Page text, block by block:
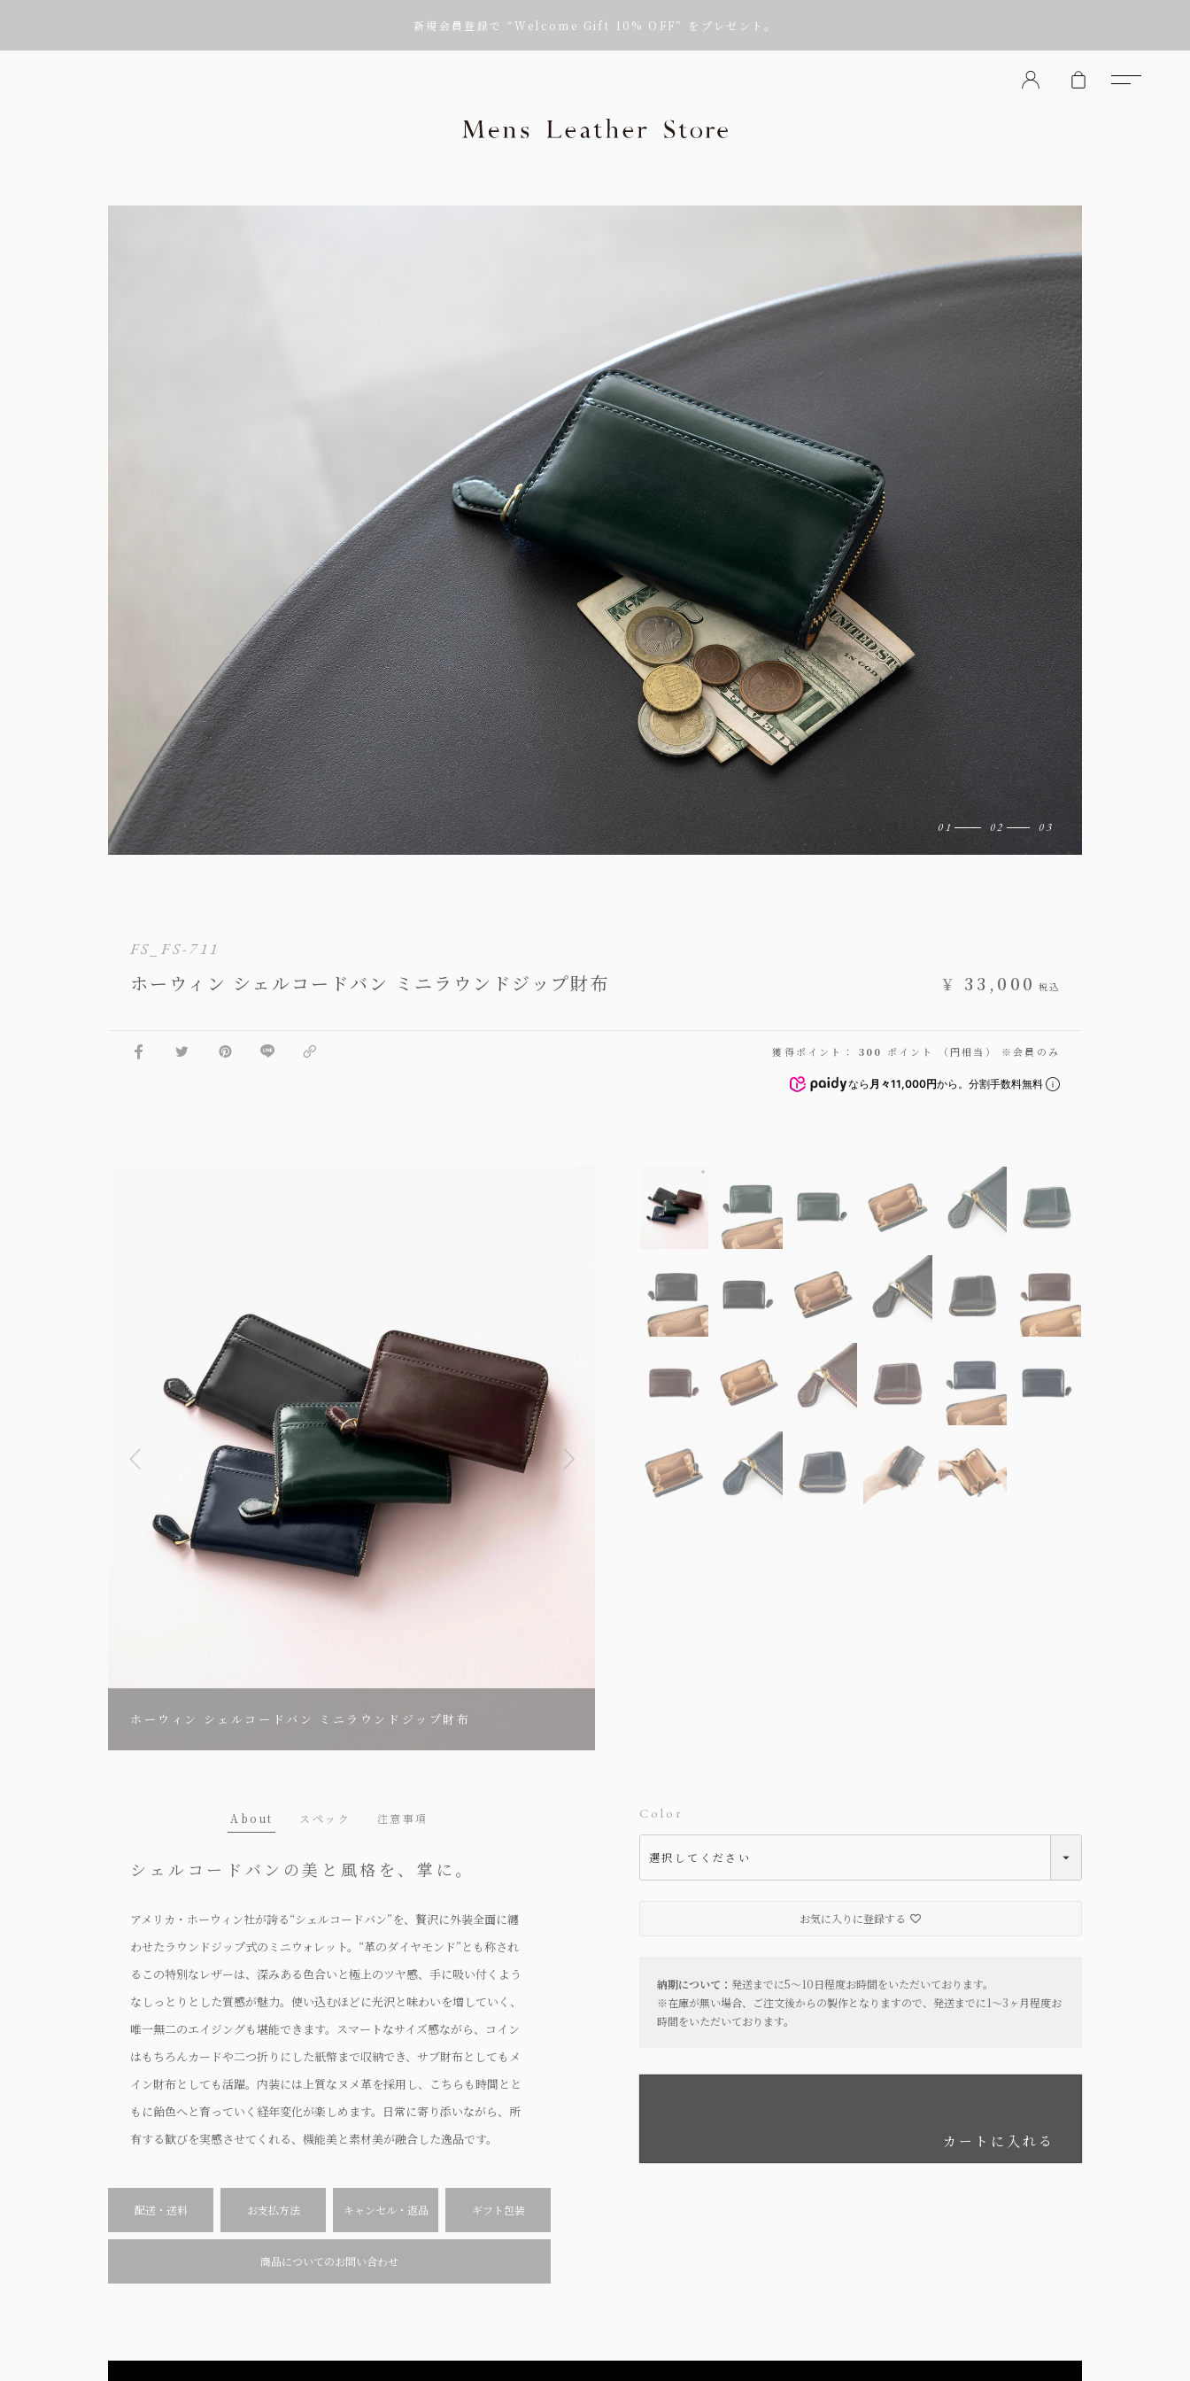
新規会員登録で “Welcome Gift 10% OFF” をプレゼント。
FS_FS-711
ホーウィン シェルコードバン ミニラウンドジップ財布 ¥ 33,000 税込
獲得ポイント： 300 ポイント （円相当） ※会員のみ
なら 月々11,000円から。分割手数料無料
ホーウィン シェルコードバン ミニラウンドジップ財布
ホーウィン シェルコードバン ミニラウンドジップ財布
About スペック 注意事項
シェルコードバンの美と風格を、掌に。
アメリカ・ホーウィン社が誇る“シェルコードバン”を、贅沢に外装全面に纏
わせたラウンドジップ式のミニウォレット。“革のダイヤモンド”とも称され
るこの特別なレザーは、深みある色合いと極上のツヤ感、手に吸い付くよう
なしっとりとした質感が魅力。使い込むほどに光沢と味わいを増していく、
唯一無二のエイジングも堪能できます。スマートなサイズ感ながら、コイン
はもちろんカードや二つ折りにした紙幣まで収納でき、サブ財布としてもメ
イン財布としても活躍。内装には上質なヌメ革を採用し、こちらも時間とと
もに飴色へと育っていく経年変化が楽しめます。日常に寄り添いながら、所
有する歓びを実感させてくれる、機能美と素材美が融合した逸品です。
配送・送料 お支払方法 キャンセル・返品 ギフト包装
商品についてのお問い合わせ
納期について： 発送までに5～10日程度お時間をいただいております。
※在庫が無い場合、ご注文後からの製作となりますので、発送までに1〜3ヶ月程度お
時間をいただいております。
Color
お気に入りに登録する
カートに入れる